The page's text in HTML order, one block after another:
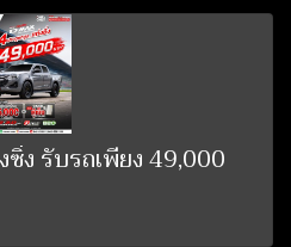
ง รับรถเพียง 49,000